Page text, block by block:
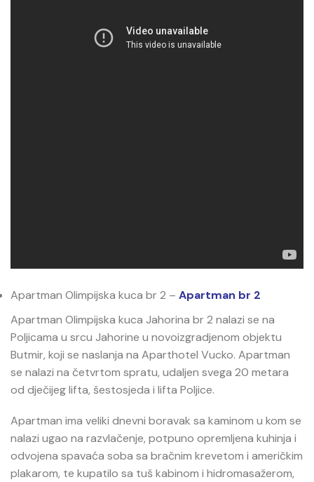
Apartman Olimpijska kuca br 2 – Apartman br 2
Apartman Olimpijska kuca Jahorina br 2 nalazi se na
Poljicama u srcu Jahorine u novoizgradjenom objektu
Butmir, koji se naslanja na Aparthotel Vucko. Apartman
se nalazi na četvrtom spratu, udaljen svega 20 metara
od dječijeg lifta, šestosjeda i lifta Poljice.
Apartman ima veliki dnevni boravak sa kaminom u kom se
nalazi ugao na razvlačenje, potpuno opremljena kuhinja i
odvojena spavaća soba sa bračnim krevetom i američkim
plakarom, te kupatilo sa tuš kabinom i hidromasažerom,